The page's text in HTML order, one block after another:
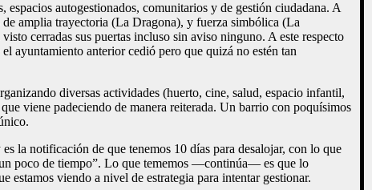
autogestionados, comunitarios y de gestión ciudadana. A
amplia trayectoria (La Dragona), y fuerza simbólica (La
cerradas sus puertas incluso sin aviso ninguno. A este respecto
ayuntamiento anterior cedió pero que quizá no estén tan
diversas actividades (huerto, cine, salud, espacio infantil,
viene padeciendo de manera reiterada. Un barrio con poquísimos
la notificación de que tenemos 10 días para desalojar, con lo que
un poco de tiempo”. Lo que tememos —continúa— es que lo
estamos viendo a nivel de estrategia para intentar gestionar.